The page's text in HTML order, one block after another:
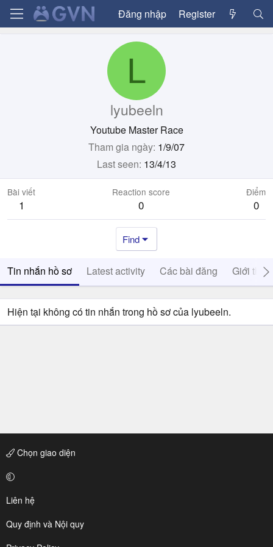
Đăng nhập Register
L
lyubeeln
Youtube Master Race
Tham gia ngày 1/9/07
Last seen 13/4/13
Bài viết
1
Reaction score
0
Điểm
0
Find
Tin nhắn hồ sơ Latest activity Các bài đăng Giới thiệu
Hiện tại không có tin nhắn trong hồ sơ của lyubeeln.
Chọn giao diện
Liên hệ
Quy định và Nội quy